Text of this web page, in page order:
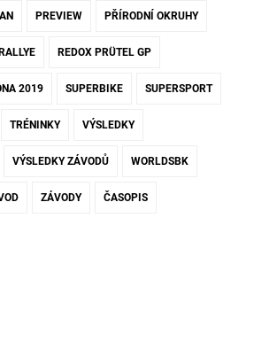
PREVIEW PŘÍRODNÍ OKRUHY
RALLYE REDOX PRÜTEL GP
2019 SUPERBIKE SUPERSPORT
TRÉNINKY VÝSLEDKY
VÝSLEDKY ZÁVODŮ WORLDSBK
ZÁVODY ČASOPIS